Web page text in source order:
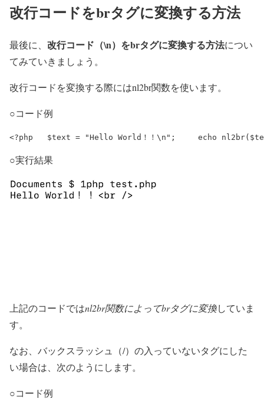
改行コードをbrタグに変換する方法
最後に、 改行コード（\n）をbrタグに変換する方法につい
てみていきましょう。
改行コードを変換する際にはnl2br関数を使います。
○コード例
<?php 	$text = "Hello World！！\n";
○実行結果
上記のコードではnl2br関数によってbrタグに変換していま
す。
なお、バックスラッシュ（/）の入っていないタグにした
い場合は、次のようにします。
○コード例